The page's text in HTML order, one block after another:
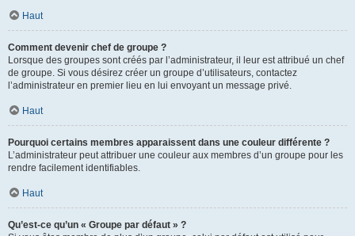
Haut
Comment devenir chef de groupe ?
Lorsque des groupes sont créés par l’administrateur, il leur est attribué un chef
de groupe. Si vous désirez créer un groupe d’utilisateurs, contactez
l’administrateur en premier lieu en lui envoyant un message privé.
Haut
Pourquoi certains membres apparaissent dans une couleur différente ?
L’administrateur peut attribuer une couleur aux membres d’un groupe pour les
rendre facilement identifiables.
Haut
Qu’est-ce qu’un « Groupe par défaut » ?